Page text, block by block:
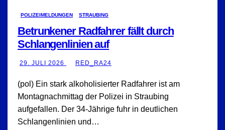
POLIZEIMELDUNGEN STRAUBING
Betrunkener Radfahrer fällt durch
Schlangenlinien auf
29. JULI 2026 RED_RA24
(pol) Ein stark alkoholisierter Radfahrer ist am
Montagnachmittag der Polizei in Straubing
aufgefallen. Der 34-Jährige fuhr in deutlichen
Schlangenlinien und…